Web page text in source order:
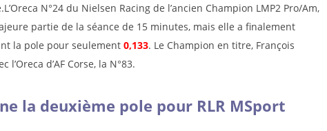
N°24 du Nielsen Racing de l’ancien Champion LMP2 Pro/Am,
partie de la séance de 15 minutes, mais elle a finalement
la pole pour seulement 0,133. Le Champion en titre, François
d’AF Corse, la N°83.
la deuxième pole pour RLR MSport